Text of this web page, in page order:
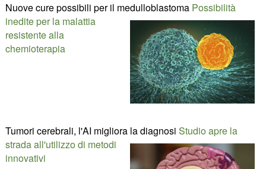
Nuove cure possibili per il medulloblastoma Possibilità
inedite per la malattia
resistente alla
chemioterapia
Tumori cerebrali, l'AI migliora la diagnosi Studio apre la
strada all'utilizzo di metodi
innovativi